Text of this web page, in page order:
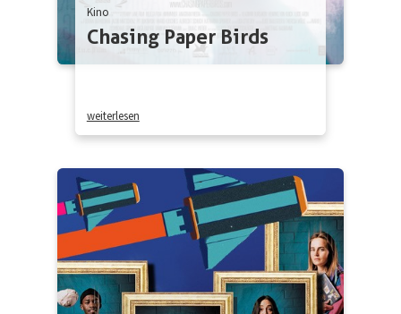
Kino
Chasing Paper Birds
weiterlesen